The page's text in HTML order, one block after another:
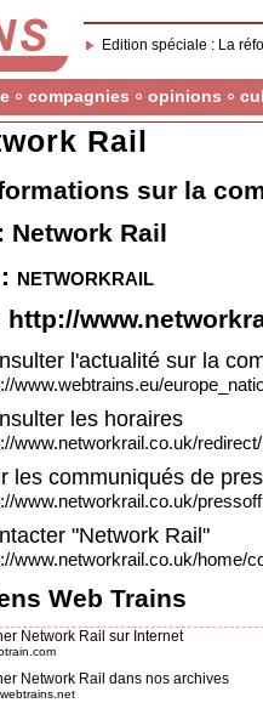
Edition spéciale : La
compagnies opinions
Rail
sur la
Network Rail
networkrail
http://
l'actualité sur la
www.webtrains.eu/
les horaires
www.networkrail.co.uk/
les communiqués de
www.networkrail.co.uk/
"Network Rail"
www.networkrail.co.uk/home/
Web Trains
Network Rail sur Internet
Network Rail dans nos archives